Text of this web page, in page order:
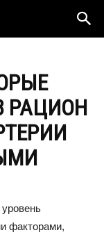
РАЦИОН
факторами,